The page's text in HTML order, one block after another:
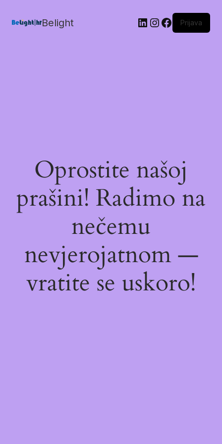
Belight Prijava
Oprostite našoj
prašini! Radimo na
nečemu
nevjerojatnom —
vratite se uskoro!